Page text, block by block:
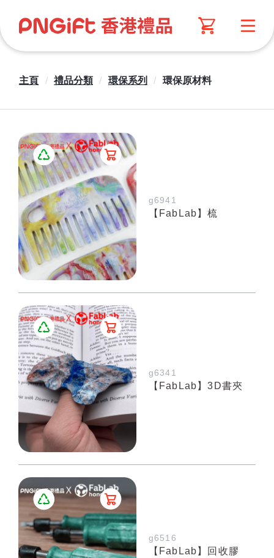
主頁 / 禮品分類 / 環保系列 / 環保原材料
g6941
【FabLab】梳
g6341
【FabLab】3D書夾
g6516
【FabLab】回收膠